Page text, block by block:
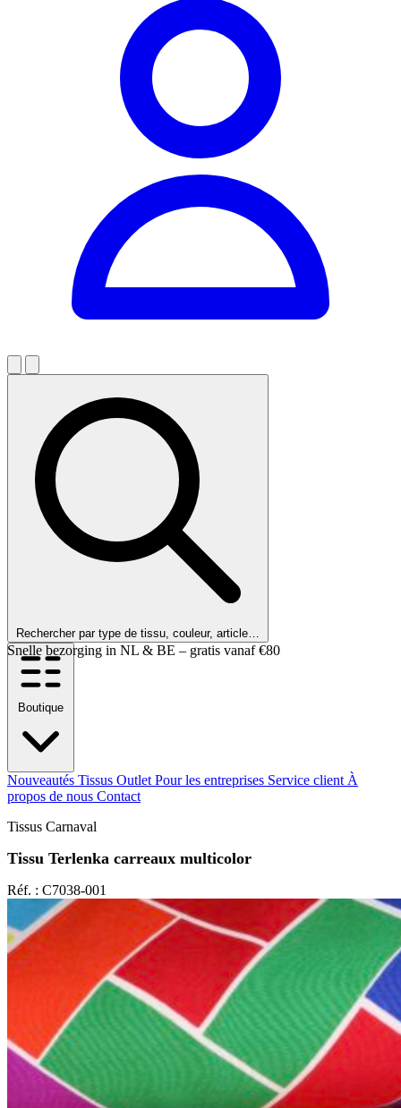
Rechercher par type de tissu, couleur, article…
Nos clients nous notent 9,6 !
Boutique
Nouveautés Tissus Outlet Pour les entreprises Service client À
propos de nous Contact
Tissus Carnaval
Tissu Terlenka carreaux multicolor
Réf. : C7038-001